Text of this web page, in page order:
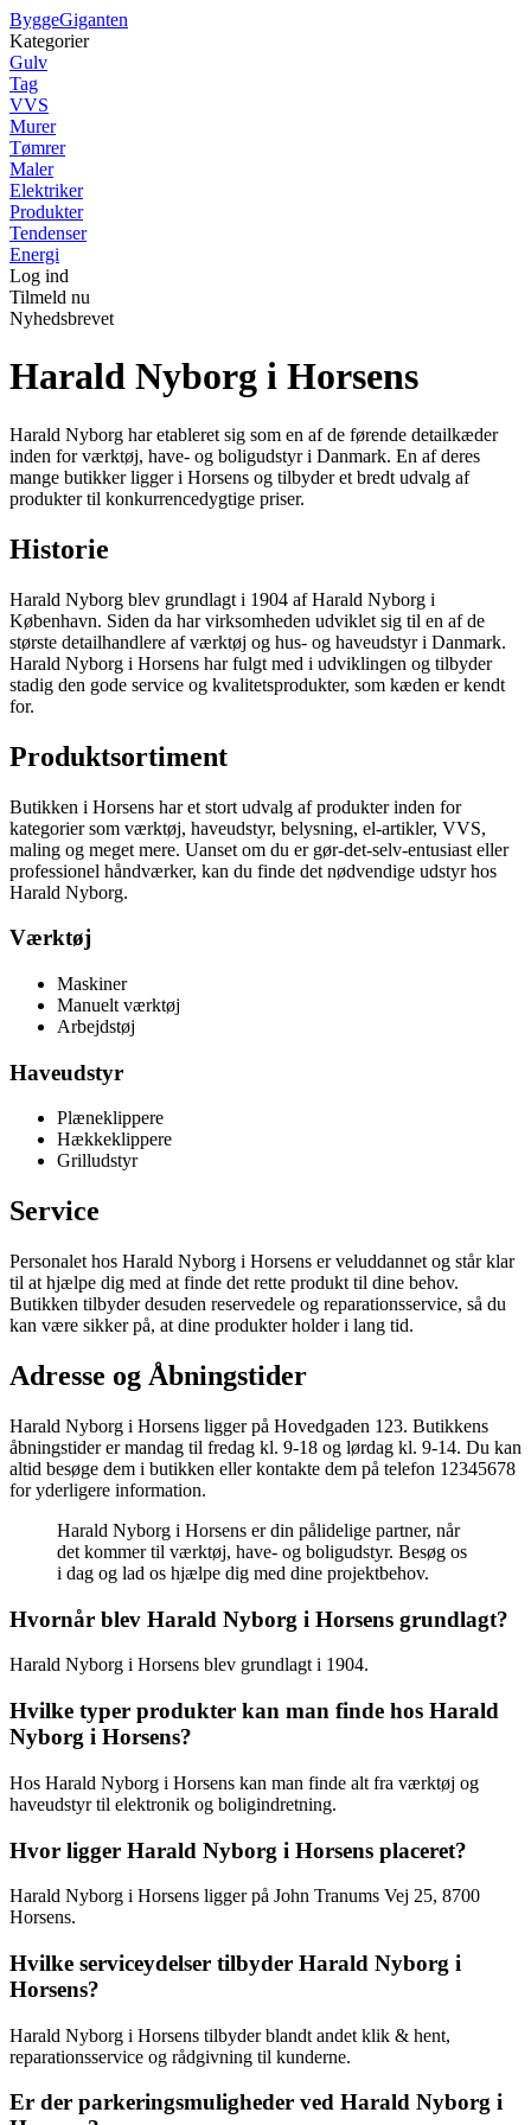
ByggeGiganten
Kategorier
Gulv
Tag
VVS
Murer
Tømrer
Maler
Elektriker
Produkter
Tendenser
Energi
Log ind
Tilmeld nu
Nyhedsbrevet
Harald Nyborg i Horsens
Harald Nyborg har etableret sig som en af de førende detailkæder
inden for værktøj, have- og boligudstyr i Danmark. En af deres
mange butikker ligger i Horsens og tilbyder et bredt udvalg af
produkter til konkurrencedygtige priser.
Historie
Harald Nyborg blev grundlagt i 1904 af Harald Nyborg i
København. Siden da har virksomheden udviklet sig til en af de
største detailhandlere af værktøj og hus- og haveudstyr i Danmark.
Harald Nyborg i Horsens har fulgt med i udviklingen og tilbyder
stadig den gode service og kvalitetsprodukter, som kæden er kendt
for.
Produktsortiment
Butikken i Horsens har et stort udvalg af produkter inden for
kategorier som værktøj, haveudstyr, belysning, el-artikler, VVS,
maling og meget mere. Uanset om du er gør-det-selv-entusiast eller
professionel håndværker, kan du finde det nødvendige udstyr hos
Harald Nyborg.
Værktøj
Maskiner
Manuelt værktøj
Arbejdstøj
Haveudstyr
Plæneklippere
Hækkeklippere
Grilludstyr
Service
Personalet hos Harald Nyborg i Horsens er veluddannet og står klar
til at hjælpe dig med at finde det rette produkt til dine behov.
Butikken tilbyder desuden reservedele og reparationsservice, så du
kan være sikker på, at dine produkter holder i lang tid.
Adresse og Åbningstider
Harald Nyborg i Horsens ligger på Hovedgaden 123. Butikkens
åbningstider er mandag til fredag kl. 9-18 og lørdag kl. 9-14. Du kan
altid besøge dem i butikken eller kontakte dem på telefon 12345678
for yderligere information.
Harald Nyborg i Horsens er din pålidelige partner, når
det kommer til værktøj, have- og boligudstyr. Besøg os
i dag og lad os hjælpe dig med dine projektbehov.
Hvornår blev Harald Nyborg i Horsens grundlagt?
Harald Nyborg i Horsens blev grundlagt i 1904.
Hvilke typer produkter kan man finde hos Harald
Nyborg i Horsens?
Hos Harald Nyborg i Horsens kan man finde alt fra værktøj og
haveudstyr til elektronik og boligindretning.
Hvor ligger Harald Nyborg i Horsens placeret?
Harald Nyborg i Horsens ligger på John Tranums Vej 25, 8700
Horsens.
Hvilke serviceydelser tilbyder Harald Nyborg i
Horsens?
Harald Nyborg i Horsens tilbyder blandt andet klik & hent,
reparationsservice og rådgivning til kunderne.
Er der parkeringsmuligheder ved Harald Nyborg i